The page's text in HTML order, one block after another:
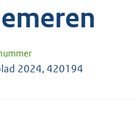
2024, 420194